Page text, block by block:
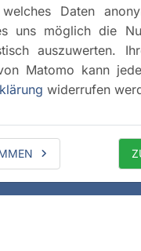
Daten
uns möglich die
auszuwerten.
Matomo kann
widerrufen